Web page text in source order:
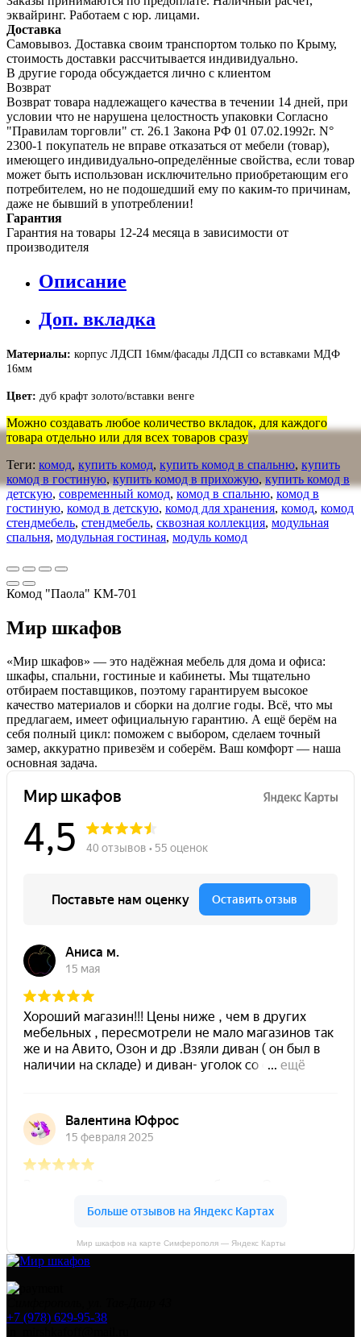
эквайринг. Работаем с юр. лицами.
Доставка
Самовывоз. Доставка своим транспортом только по Крыму,
стоимость доставки рассчитывается индивидуально.
В другие города обсуждается лично с клиентом
Возврат
Возврат товара надлежащего качества в течении 14 дней, при
условии что не нарушена целостность упаковки Согласно
"Правилам торговли" ст. 26.1 Закона РФ 01 07.02.1992г. N°
2300-1 покупатель не вправе отказаться от мебели (товар),
имеющего индивидуально-определённые свойства, если товар
может быть использован исключительно приобретающим его
потребителем, но не подошедший eмy по каким-то причинам,
даже не бывший в употреблении!
Гарантия
Гарантия на товары 12-24 месяца в зависимости от
производителя
Описание
Доп. вкладка
Материалы: корпус ЛДСП 16мм/фасады ЛДСП со вставками МДФ
16мм
Цвет: дуб крафт золото/вставки венге
Можно создавать любое количество вкладок, для каждого
товара отдельно или для всех товаров сразу
Теги: комод, купить комод, купить комод в спальню, купить
комод в гостиную, купить комод в прихожую, купить комод в
детскую, современный комод, комод в спальню, комод в
гостиную, комод в детскую, комод для хранения, комод, комод
стендмебель, стендмебель, сквозная коллекция, модульная
спальня, модульная гостиная, модуль комод
Комод "Паола" КМ-701
Мир шкафов
«Мир шкафов» — это надёжная мебель для дома и офиса:
шкафы, спальни, гостиные и кабинеты. Мы тщательно
отбираем поставщиков, поэтому гарантируем высокое
качество материалов и сборки на долгие годы. Всё, что мы
предлагаем, имеет официальную гарантию. А ещё берём на
себя полный цикл: поможем с выбором, сделаем точный
замер, аккуратно привезём и соберём. Ваш комфорт — наша
основная задача.
Мир шкафов на карте Симферополя — Яндекс Карты
+7 (978) 629-95-38